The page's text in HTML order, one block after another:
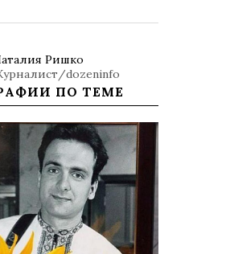
Ришко
dozeninfo
ПО ТЕМЕ